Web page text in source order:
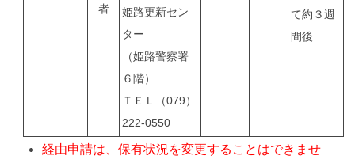
て約３週
間後
者
姫路更新セン
ター
（姫路警察署
６階）
ＴＥＬ（079）
222-0550
経由申請は、保有状況を変更することはできませ